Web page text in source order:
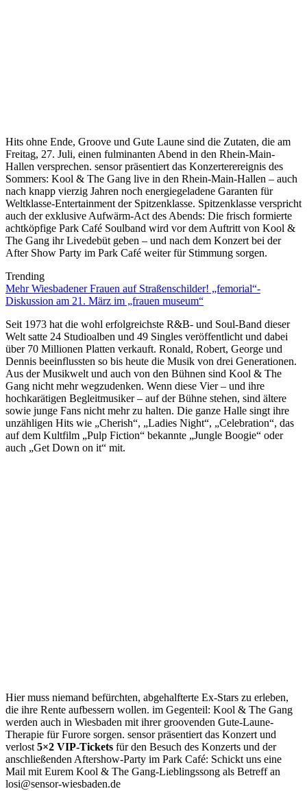
Hits ohne Ende, Groove und Gute Laune sind die Zutaten, die am
Freitag, 27. Juli, einen fulminanten Abend in den Rhein-Main-
Hallen versprechen. sensor präsentiert das Konzerterereignis des
Sommers: Kool & The Gang live in den Rhein-Main-Hallen – auch
nach knapp vierzig Jahren noch energiegeladene Garanten für
Weltklasse-Entertainment der Spitzenklasse. Spitzenklasse verspricht
auch der exklusive Aufwärm-Act des Abends: Die frisch formierte
achtköpfige Park Café Soulband wird vor dem Auftritt von Kool &
The Gang ihr Livedebüt geben – und nach dem Konzert bei der
After Show Party im Park Café weiter für Stimmung sorgen.
Trending
Mehr Wiesbadener Frauen auf Straßenschilder! „femorial“-
Diskussion am 21. März im „frauen museum“
Seit 1973 hat die wohl erfolgreichste R&B- und Soul-Band dieser
Welt satte 24 Studioalben und 49 Singles veröffentlicht und dabei
über 70 Millionen Platten verkauft. Ronald, Robert, George und
Dennis beeinflussten so bis heute die Musik von drei Generationen.
Aus der Musikwelt und auch von den Bühnen sind Kool & The
Gang nicht mehr wegzudenken. Wenn diese Vier – und ihre
hochkarätigen Begleitmusiker – auf der Bühne stehen, sind ältere
sowie junge Fans nicht mehr zu halten. Die ganze Halle singt ihre
unzähligen Hits wie „Cherish“, „Ladies Night“, „Celebration“, das
auf dem Kultfilm „Pulp Fiction“ bekannte „Jungle Boogie“ oder
auch „Get Down on it“ mit.
Hier muss niemand befürchten, abgehalfterte Ex-Stars zu erleben,
die ihre Rente aufbessern wollen. im Gegenteil: Kool & The Gang
werden auch in Wiesbaden mit ihrer groovenden Gute-Laune-
Therapie für Furore sorgen. sensor präsentiert das Konzert und
verlost 5×2 VIP-Tickets für den Besuch des Konzerts und der
anschließenden Aftershow-Party im Park Café: Schickt uns eine
Mail mit Eurem Kool & The Gang-Lieblingssong als Betreff an
losi@sensor-wiesbaden.de